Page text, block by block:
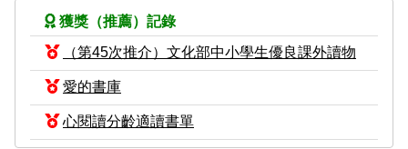
獲獎（推薦）記錄
（第45次推介）文化部中小學生優良課外讀物
愛的書庫
心閱讀分齡適讀書單